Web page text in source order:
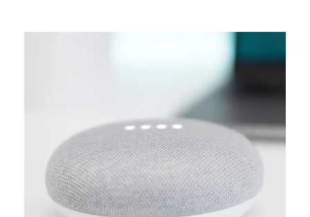
MEDIA
Creative design